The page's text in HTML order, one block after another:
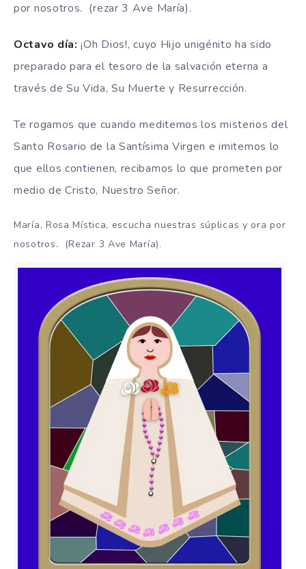
por nosotros. (rezar 3 Ave María).
Octavo día: ¡Oh Dios!, cuyo Hijo unigénito ha sido
preparado para el tesoro de la salvación eterna a
través de Su Vida, Su Muerte y Resurrección.
Te rogamos que cuando meditemos los misterios del
Santo Rosario de la Santísima Virgen e imitemos lo
que ellos contienen, recibamos lo que prometen por
medio de Cristo, Nuestro Señor.
María, Rosa Mística, escucha nuestras súplicas y ora por
nosotros. (Rezar 3 Ave María).